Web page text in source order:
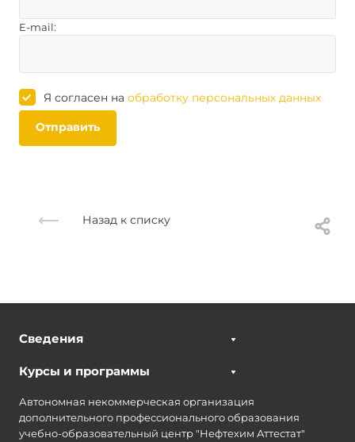
E-mail:
Я согласен на обработку персональных данных
Отправить
Назад к списку
Сведения
Курсы и программы
Автономная некоммерческая организация
дополнительного профессионального образования
учебно-образовательный центр "Нефтехим Аттестат"